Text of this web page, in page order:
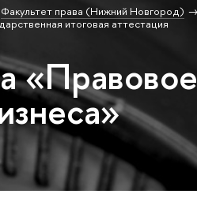
Факультет права (Нижний Новгород)
итоговая аттестация
«Правовое